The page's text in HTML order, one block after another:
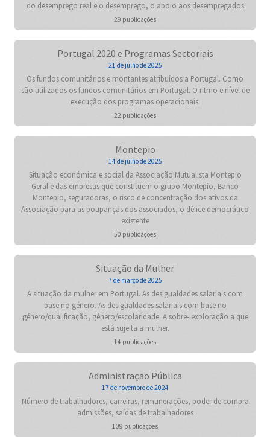
do desemprego real e o desemprego, o apoio aos desempregados
29 publicações
Portugal 2020 e Programas Sectoriais
21 de julho de 2025
Os fundos comunitários e montantes atribuídos a Portugal. Como
são utilizados os fundos comunitários em Portugal. O ritmo e nível de
execução dos programas operacionais.
22 publicações
Montepio
14 de julho de 2025
Situação económica e social da Associação Mutualista Montepio
Geral e das empresas que constituem o grupo Montepio, Banco
Montepio, seguradoras, o risco de concentração dos ativos da
Associação para as poupanças dos associados, o défice democrático
existente
50 publicações
Situação da Mulher
7 de março de 2025
A situação da mulher em Portugal. As desigualdades salariais com
base no género. As desigualdades salariais com base no
género/qualificação, género/escolaridade. A sobre- exploração a que
está sujeita a mulher.
14 publicações
Administração Pública
17 de novembro de 2024
Número de trabalhadores, carreiras, remunerações, poder de compra
admissões, saídas de trabalhadores
109 publicações